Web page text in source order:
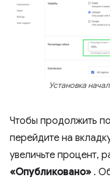
Установка
Чтобы продолжить
перейдите на
увеличьте процент,
«Опубликовано» .